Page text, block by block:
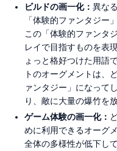
ビルドの画一化： 異な
「体験的ファンタジー
この「体験的ファンタ
レイで目指すものを表
ょっと格好つけた用語
トのオーグメントは、
ァンタジー」になって
り、敵に大量の爆竹を
ゲーム体験の画一化：
めに利用できるオーグ
全体の多様性が低下し